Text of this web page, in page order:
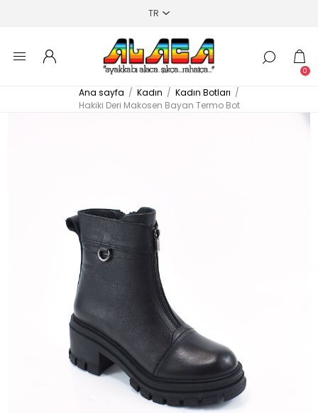
0
Ana sayfa / Kadın / Kadın Botları /
Hakiki Deri Makosen Bayan Termo Bot